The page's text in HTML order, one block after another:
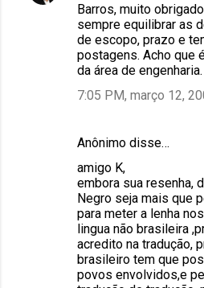
Barros, muito
sempre equilibrar as
de escopo, prazo e
postagens. Acho que
da área de engenharia.
7:05 PM, março 12,
Anônimo disse…
amigo K,
embora sua resenha,
Negro seja mais que
para meter a lenha
lingua não brasileira
acredito na tradução,
brasileiro tem que
povos envolvidos,e